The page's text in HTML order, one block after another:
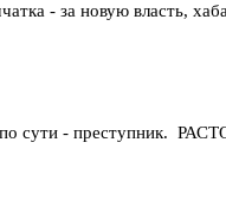
- за новую власть,
сути - преступник.